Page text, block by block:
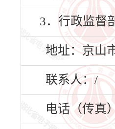
3．行政监督
地址：京山
联系人：/
电话（传真